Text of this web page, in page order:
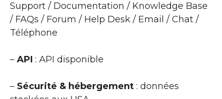
Support / Documentation / Knowledge Base
/ FAQs / Forum / Help Desk / Email / Chat /
Téléphone
– API : API disponible
– Sécurité & hébergement : données